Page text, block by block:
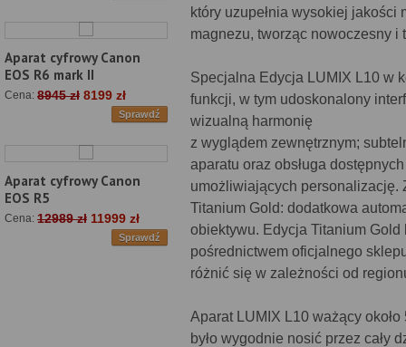
Aparat cyfrowy Canon
EOS R6 mark II
Cena: 8945 zł 8199 zł
Sprawdź
Aparat cyfrowy Canon
EOS R5
Cena: 12989 zł 11999 zł
Sprawdź
który uzupełnia wysokiej
magnezu, tworząc nowoczesny i
Specjalna Edycja LUMIX L10 w
funkcji, w tym udoskonalony
wizualną harmonię
z wyglądem zewnętrznym;
aparatu oraz obsługa
umożliwiających personalizację.
Titanium Gold: dodatkowa
obiektywu. Edycja Titanium
pośrednictwem oficjalnego
różnić się w zależności od
Aparat LUMIX L10 ważący
było wygodnie nosić przez cały